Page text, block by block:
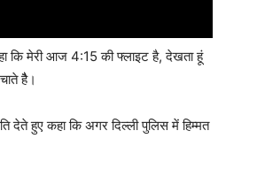
कि मेरी आज 4:15 की फ्लाइट है, देखता हूं
हैै।
देते हुए कहा कि अगर दिल्ली पुलिस में हिम्मत